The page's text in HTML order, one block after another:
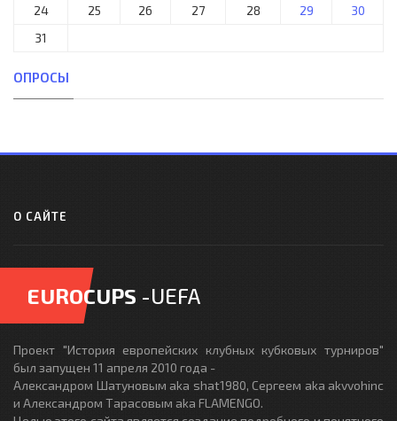
24
25 26 27 28 29
30
31
ОПРОСЫ
О САЙТЕ
EUROCUPS -UEFA
Проект "История европейских клубных кубковых турниров"
был запущен 11 апреля 2010 года -
Александром Шатуновым aka shat1980, Сергеем aka akvvohinc
и Александром Тарасовым aka FLAMENGO.